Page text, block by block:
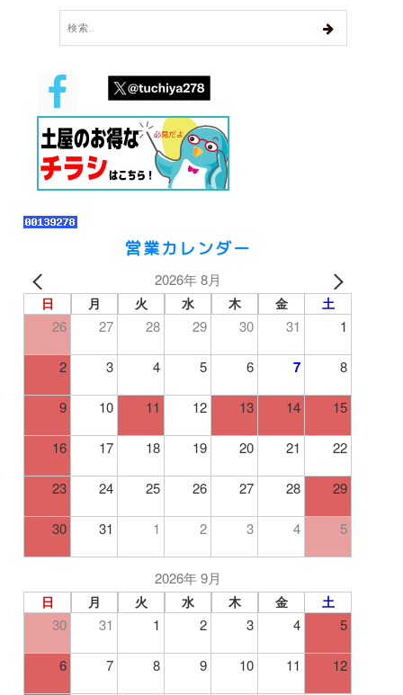
営業カレンダー
2026年 8月
日 月 火 水 木 金 土
26 27 28 29 30 31 1
2 3 4 5 6 7 8
9 10 11 12 13 14 15
16 17 18 19 20 21 22
23 24 25 26 27 28 29
30 31 1 2 3 4 5
2026年 9月
日 月 火 水 木 金 土
30 31 1 2 3 4 5
6 7 8 9 10 11 12